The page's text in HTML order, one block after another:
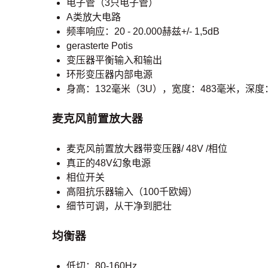
电子管（3只电子管）
A类放大电路
频率响应：20 - 20.000赫兹+/- 1,5dB
gerasterte Potis
变压器平衡输入和输出
环形变压器内部电源
身高：132毫米（3U），宽度：483​​毫米，深度
麦克风前置放大器
麦克风前置放大器带变压器/ 48V /相位
真正的48V幻象电源
相位开关
高阻抗乐器输入（100千欧姆）
细节可调，从干净到肥壮
均衡器